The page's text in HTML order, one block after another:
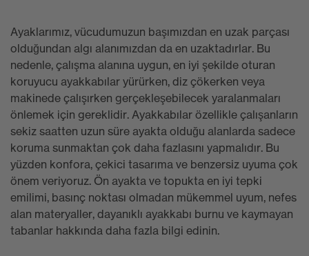
Ayaklarımız, vücudumuzun başımızdan en uzak parçası
olduğundan algı alanımızdan da en uzaktadırlar. Bu
nedenle, çalışma alanına uygun, en iyi şekilde oturan
koruyucu ayakkabılar yürürken, diz çökerken veya
makinede çalışırken gerçekleşebilecek yaralanmaları
önlemek için gereklidir. Ayakkabılar özellikle çalışanların
sekiz saatten uzun süre ayakta olduğu alanlarda sadece
koruma sunmaktan çok daha fazlasını yapmalıdır. Bu
yüzden konfora, çekici tasarıma ve benzersiz uyuma çok
önem veriyoruz. Ön ayakta ve topukta en iyi tepki
emilimi, basınç noktası olmadan mükemmel uyum, nefes
alan materyaller, dayanıklı ayakkabı burnu ve kaymayan
tabanlar hakkında daha fazla bilgi edinin.